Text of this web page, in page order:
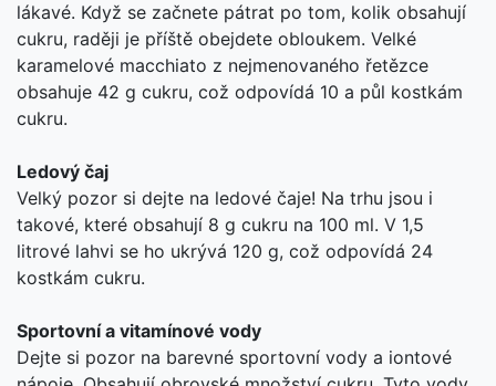
lákavé. Když se začnete pátrat po tom, kolik obsahují
cukru, raději je příště obejdete obloukem. Velké
karamelové macchiato z nejmenovaného řetězce
obsahuje 42 g cukru, což odpovídá 10 a půl kostkám
cukru.
Ledový čaj
Velký pozor si dejte na ledové čaje! Na trhu jsou i
takové, které obsahují 8 g cukru na 100 ml. V 1,5
litrové lahvi se ho ukrývá 120 g, což odpovídá 24
kostkám cukru.
Sportovní a vitamínové vody
Dejte si pozor na barevné sportovní vody a iontové